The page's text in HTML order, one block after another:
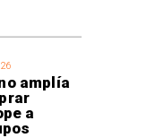
amplía
a